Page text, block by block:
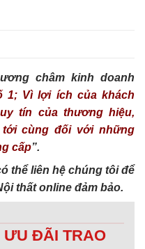
châm kinh doanh
1; Vì lợi ích của khách
tín của thương hiệu,
tới cùng đối với những
cấp”.
thể liên hệ chúng tôi để
thất online đảm bảo.
ƯU ĐÃI TRAO